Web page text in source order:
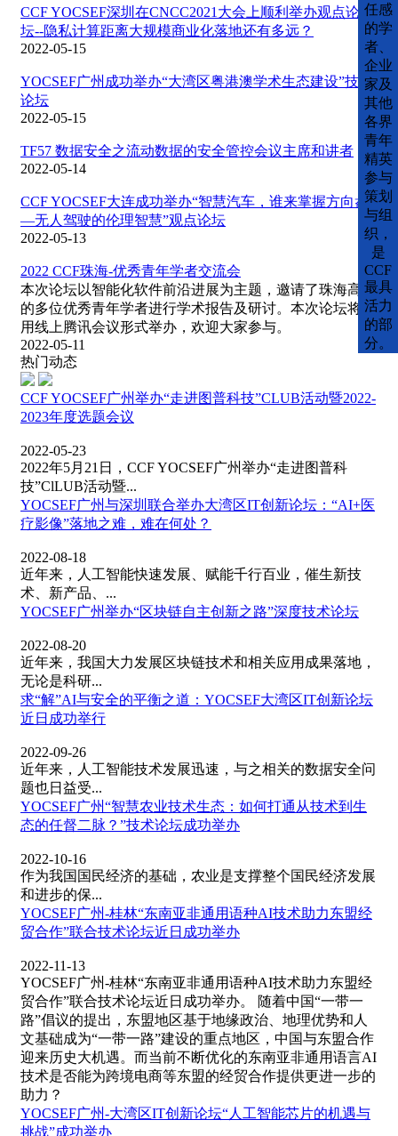
CCF YOCSEF深圳在CNCC2021大会上顺利举办观点论
坛--隐私计算距离大规模商业化落地还有多远？
2022-05-15
YOCSEF广州成功举办“大湾区粤港澳学术生态建设”技术
论坛
2022-05-15
TF57 数据安全之流动数据的安全管控会议主席和讲者
2022-05-14
CCF YOCSEF大连成功举办“智慧汽车，谁来掌握方向盘
—无人驾驶的伦理智慧”观点论坛
2022-05-13
2022 CCF珠海-优秀青年学者交流会
本次论坛以智能化软件前沿进展为主题，邀请了珠海高校
的多位优秀青年学者进行学术报告及研讨。本次论坛将采
用线上腾讯会议形式举办，欢迎大家参与。
2022-05-11
热门动态
CCF YOCSEF广州举办“走进图普科技”CLUB活动暨2022-
2023年度选题会议
2022-05-23
2022年5月21日，CCF YOCSEF广州举办“走进图普科
技”ClLUB活动暨...
YOCSEF广州与深圳联合举办大湾区IT创新论坛：“AI+医
疗影像”落地之难，难在何处？
2022-08-18
近年来，人工智能快速发展、赋能千行百业，催生新技
术、新产品、...
YOCSEF广州举办“区块链自主创新之路”深度技术论坛
2022-08-20
近年来，我国大力发展区块链技术和相关应用成果落地，
无论是科研...
求“解”AI与安全的平衡之道：YOCSEF大湾区IT创新论坛
近日成功举行
2022-09-26
近年来，人工智能技术发展迅速，与之相关的数据安全问
题也日益受...
YOCSEF广州“智慧农业技术生态：如何打通从技术到生
态的任督二脉？”技术论坛成功举办
2022-10-16
作为我国国民经济的基础，农业是支撑整个国民经济发展
和进步的保...
YOCSEF广州-桂林“东南亚非通用语种AI技术助力东盟经
贸合作”联合技术论坛近日成功举办
2022-11-13
YOCSEF广州-桂林“东南亚非通用语种AI技术助力东盟经
贸合作”联合技术论坛近日成功举办。 随着中国“一带一
路”倡议的提出，东盟地区基于地缘政治、地理优势和人
文基础成为“一带一路”建设的重点地区，中国与东盟合作
迎来历史大机遇。而当前不断优化的东南亚非通用语言AI
技术是否能为跨境电商等东盟的经贸合作提供更进一步的
助力？
YOCSEF广州-大湾区IT创新论坛“人工智能芯片的机遇与
挑战”成功举办
任感
的学
者、
企业
家及
其他
各界
青年
精英
参与
策划
与组
织，
是
CCF
最具
活力
的部
分。